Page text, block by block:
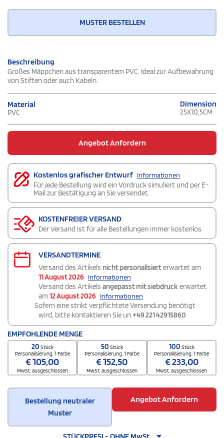
MUSTER BESTELLEN
Beschreibung
Großes Mäppchen aus transparentem PVC. Ideal zur Aufbewahrung
von Stiften oder auch Kabeln.
Material
PVC
Dimension
25X10,5CM
Angebot Anfordern
Kostenlos grafischer Entwurf Informationen
Für jede Bestellung wird ein Vordruck simuliert und per E-
Mail zur Bestätigung an Sie versendet.
KOSTENFREIER VERSAND
Der Versand ist für alle Bestellungen immer kostenlos
VERSANDTERMINE
Versand des Artikels nicht personalisierterwartet am
11 August 2026 Informationen
Versand des Artikels angepasst mit siebdruckerwartet
am 12 August 2026 Informationen
Sofern eine strikt verpflichtete Versendung benötigt
wird, bitte kontaktieren Sie un+49 221 42915860
EMPFOHLENDE MENGE
20 Stück
Personalisierung. 1 Farbe
€105,00
MwSt. ausgeschlossen
50 Stück
Personalisierung. 1 Farbe
€152,50
MwSt. ausgeschlossen
100 Stück
Personalisierung. 1 Farbe
€233,00
MwSt. ausgeschlossen
Bestellung neutraler
Muster
Angebot Anfordern